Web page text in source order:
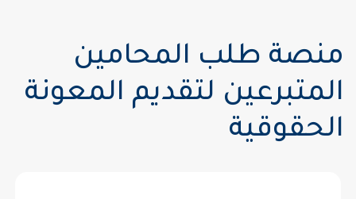
منصة طلب المحامين
المتبرعين لتقديم المعونة
الحقوقية